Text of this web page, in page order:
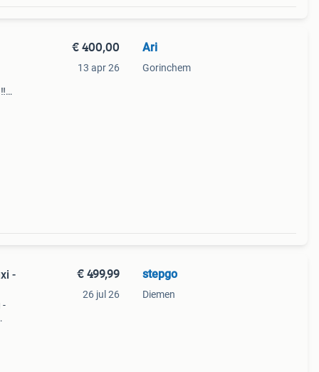
€ 400,00
13 apr 26
Ari
Gorinchem
-
-
€ 499,99
26 jul 26
stepgo
Diemen